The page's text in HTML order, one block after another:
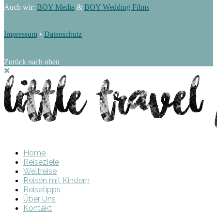
Auch wir: BOY Media & BOY Wedding Films
Impressum • Datenschutz
Zurück nach oben
Home
Reiseziele
Weltreise
Reisen mit Kindern
Reisetipps
Über Uns
Kontakt